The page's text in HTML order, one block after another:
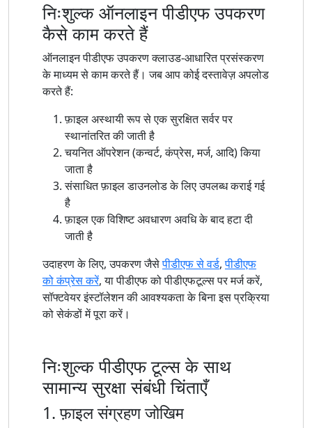
निःशुल्क ऑनलाइन पीडीएफ उपकरण
कैसे काम करते हैं
ऑनलाइन पीडीएफ उपकरण क्लाउड-आधारित प्रसंस्करण
के माध्यम से काम करते हैं। जब आप कोई दस्तावेज़ अपलोड
करते हैं:
फ़ाइल अस्थायी रूप से एक सुरक्षित सर्वर पर
स्थानांतरित की जाती है
चयनित ऑपरेशन (कन्वर्ट, कंप्रेस, मर्ज, आदि) किया
जाता है
संसाधित फ़ाइल डाउनलोड के लिए उपलब्ध कराई गई
है
फ़ाइल एक विशिष्ट अवधारण अवधि के बाद हटा दी
जाती है
उदाहरण के लिए, उपकरण जैसेपीडीएफ से वर्ड,पीडीएफ
को कंप्रेस करें, या पीडीएफ को पीडीएफटूल्स पर मर्ज करें,
सॉफ्टवेयर इंस्टॉलेशन की आवश्यकता के बिना इस प्रक्रिया
को सेकंडों में पूरा करें।
निःशुल्क पीडीएफ टूल्स के साथ
सामान्य सुरक्षा संबंधी चिंताएँ
1. फ़ाइल संग्रहण जोखिम